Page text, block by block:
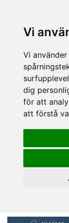
Vi
Vi
dig
för att
att förstå